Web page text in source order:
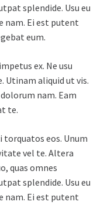
splendide. Usu eu
nam. Ei est putent
eum.
ex. Ne usu
Utinam aliquid ut vis.
nam. Eam
te.
eos. Unum
vel te. Altera
quas omnes
splendide. Usu eu
nam. Ei est putent